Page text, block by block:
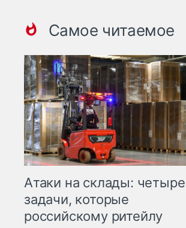
Самое читаемое
Атаки на склады: четыре
задачи, которые
российскому ритейлу